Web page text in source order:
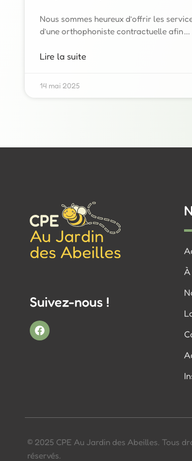
Nous sommes heureux d’offrir les
d’une orthophoniste contractuelle afin
Lire la suite
14 mai 2025
Suivez-nous !
À
© 2025 CPE Au Jardin des Abeilles. Tous
réservés.